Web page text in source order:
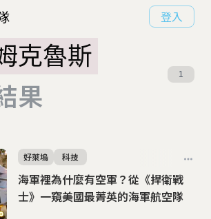
登入
克魯斯
果
1
海軍裡為什麼有空軍？從《捍衛戰
士》一窺美國最菁英的海軍航空隊
好萊塢 科技